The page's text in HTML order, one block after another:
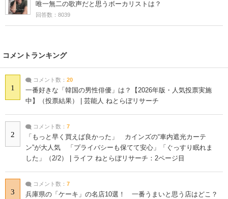
唯一無二の歌声だと思うボーカリストは？
回答数：8039
コメントランキング
1
コメント数： 20
一番好きな「韓国の男性俳優」は？【2026年版・人気投票実施
中】（投票結果） | 芸能人 ねとらぼリサーチ
2
コメント数： 7
「もっと早く買えば良かった」 カインズの“車内遮光カーテ
ン”が大人気 「プライバシーも保てて安心」「ぐっすり眠れま
した」（2/2） | ライフ ねとらぼリサーチ：2ページ目
3
コメント数： 7
兵庫県の「ケーキ」の名店10選！ 一番うまいと思う店はどこ？